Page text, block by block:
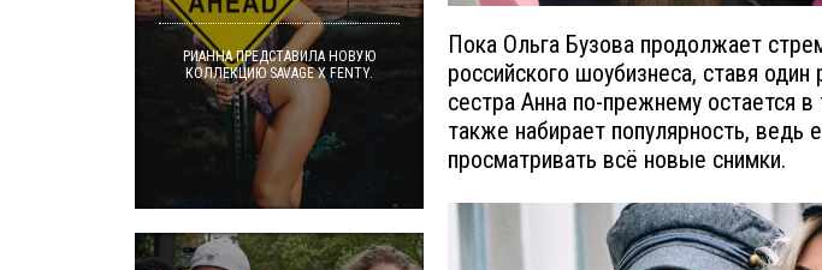
Пока Ольга Бузова продолжает
российского шоубизнеса, ставя
сестра Анна по-прежнему остается
также набирает популярность, ведь
просматривать всё новые снимки.
РИАННА ПРЕДСТАВИЛА НОВУЮ
КОЛЛЕКЦИЮ SAVAGE X FENTY.